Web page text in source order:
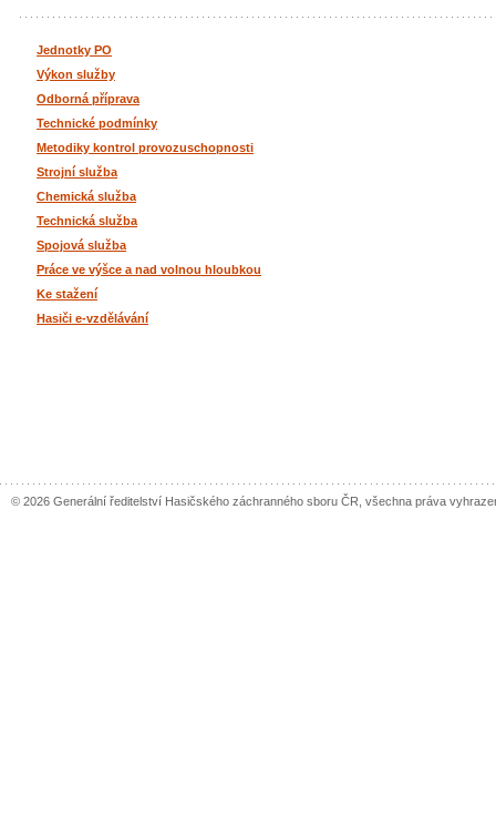
Jednotky PO
Výkon služby
Odborná příprava
Technické podmínky
Metodiky kontrol provozuschopnosti
Strojní služba
Chemická služba
Technická služba
Spojová služba
Práce ve výšce a nad volnou hloubkou
Ke stažení
Hasiči e-vzdělávání
© 2026 Generální ředitelství Hasičského záchranného sboru ČR, všechna práva